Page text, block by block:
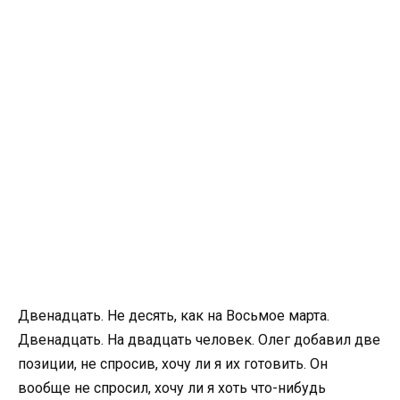
Двенадцать. Не десять, как на Восьмое марта.
Двенадцать. На двадцать человек. Олег добавил две
позиции, не спросив, хочу ли я их готовить. Он
вообще не спросил, хочу ли я хоть что-нибудь